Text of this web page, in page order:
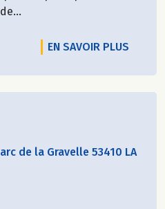
EN SAVOIR PLUS
de la Gravelle 53410 LA